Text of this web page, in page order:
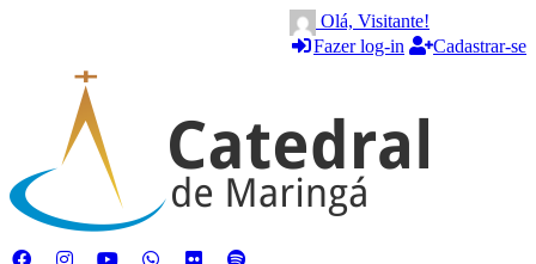
Olá, Visitante!
Fazer log-in
Cadastrar-se